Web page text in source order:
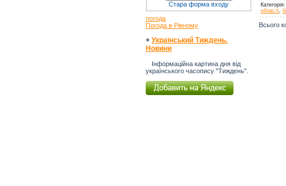
Стара форма входу
погода
Погода в Рівному
+ Український Тиждень.
Новини
Інформаційна картина дня від
українського часопису "Тиждень".
Категорія:
області
Всього